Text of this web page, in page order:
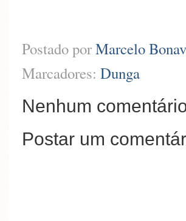
Postado porMarcelo
Marcadores: Dunga
Nenhum
Postar um